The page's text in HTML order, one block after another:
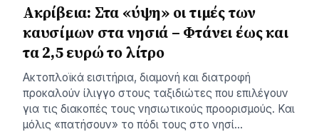
Ακρίβεια: Στα «ύψη» οι τιμές των
καυσίμων στα νησιά – Φτάνει έως και
τα 2,5 ευρώ το λίτρο
Ακτοπλοϊκά εισιτήρια, διαμονή και διατροφή
προκαλούν ίλιγγο στους ταξιδιώτες που επιλέγουν
για τις διακοπές τους νησιωτικούς προορισμούς. Και
μόλις «πατήσουν» το πόδι τους στο νησί…